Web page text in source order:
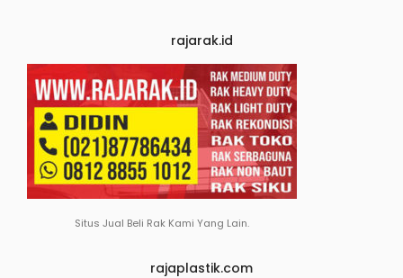
rajarak.id
Situs Jual Beli Rak Kami Yang Lain.
rajaplastik.com